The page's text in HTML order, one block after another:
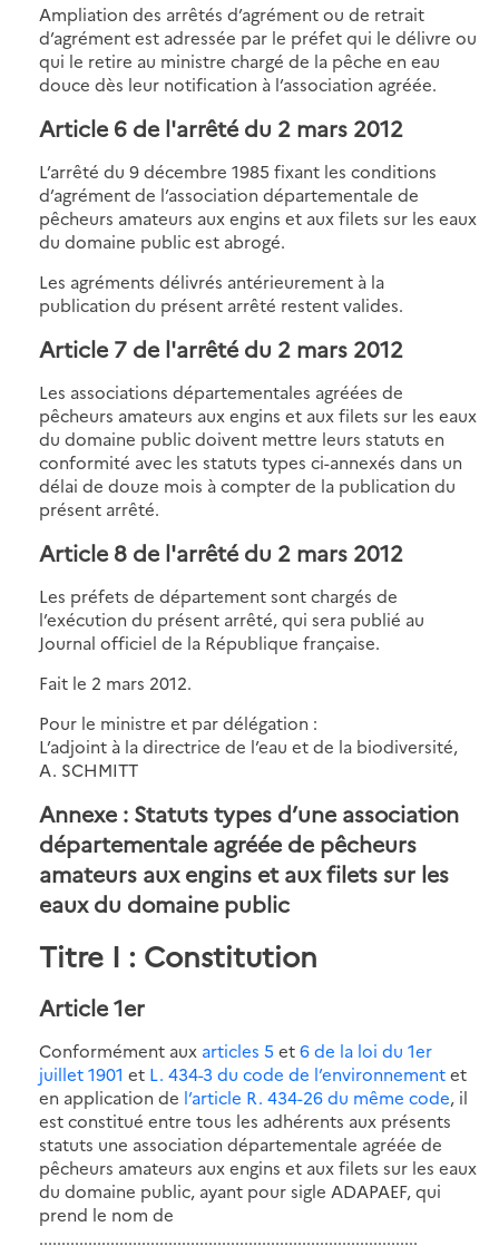
Ampliation des arrêtés d’agrément ou de retrait
d’agrément est adressée par le préfet qui le délivre ou
qui le retire au ministre chargé de la pêche en eau
douce dès leur notification à l’association agréée.
Article 6 de l'arrêté du 2 mars 2012
L’arrêté du 9 décembre 1985 fixant les conditions
d’agrément de l’association départementale de
pêcheurs amateurs aux engins et aux filets sur les eaux
du domaine public est abrogé.
Les agréments délivrés antérieurement à la
publication du présent arrêté restent valides.
Article 7 de l'arrêté du 2 mars 2012
Les associations départementales agréées de
pêcheurs amateurs aux engins et aux filets sur les eaux
du domaine public doivent mettre leurs statuts en
conformité avec les statuts types ci-annexés dans un
délai de douze mois à compter de la publication du
présent arrêté.
Article 8 de l'arrêté du 2 mars 2012
Les préfets de département sont chargés de
l’exécution du présent arrêté, qui sera publié au
Journal officiel de la République française.
Fait le 2 mars 2012.
Pour le ministre et par délégation :
L’adjoint à la directrice de l’eau et de la biodiversité,
A. SCHMITT
Annexe : Statuts types d’une association
départementale agréée de pêcheurs
amateurs aux engins et aux filets sur les
eaux du domaine public
Titre I : Constitution
Article 1er
Conformément aux articles 5 et6 de la loi du 1er
juillet 1901 et L. 434-3 du code de l’environnementet
en application de l’article R. 434-26 du même code, il
est constitué entre tous les adhérents aux présents
statuts une association départementale agréée de
pêcheurs amateurs aux engins et aux filets sur les eaux
du domaine public, ayant pour sigle ADAPAEF, qui
prend le nom de
.....................................................................................